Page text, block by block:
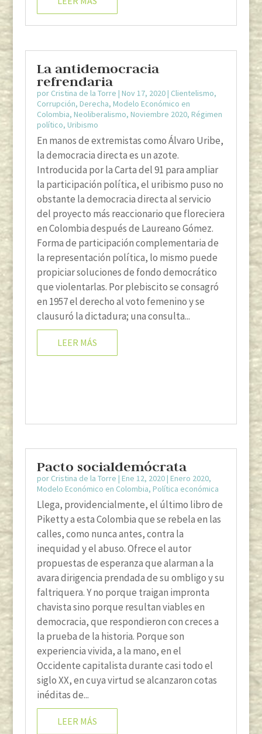
La antidemocracia
refrendaria
por Cristina de la Torre | Nov 17, 2020| Clientelismo,
Corrupción, Derecha, Modelo Económico en
Colombia, Neoliberalismo, Noviembre 2020, Régimen
político, Uribismo
En manos de extremistas como Álvaro Uribe,
la democracia directa es un azote.
Introducida por la Carta del 91 para ampliar
la participación política, el uribismo puso no
obstante la democracia directa al servicio
del proyecto más reaccionario que floreciera
en Colombia después de Laureano Gómez.
Forma de participación complementaria de
la representación política, lo mismo puede
propiciar soluciones de fondo democrático
que violentarlas. Por plebiscito se consagró
en 1957 el derecho al voto femenino y se
clausuró la dictadura; una consulta...
LEER MÁS
Pacto socialdemócrata
por Cristina de la Torre | Ene 12, 2020| Enero 2020,
Modelo Económico en Colombia, Política económica
Llega, providencialmente, el último libro de
Piketty a esta Colombia que se rebela en las
calles, como nunca antes, contra la
inequidad y el abuso. Ofrece el autor
propuestas de esperanza que alarman a la
avara dirigencia prendada de su ombligo y su
faltriquera. Y no porque traigan impronta
chavista sino porque resultan viables en
democracia, que respondieron con creces a
la prueba de la historia. Porque son
experiencia vivida, a la mano, en el
Occidente capitalista durante casi todo el
siglo XX, en cuya virtud se alcanzaron cotas
inéditas de...
LEER MÁS